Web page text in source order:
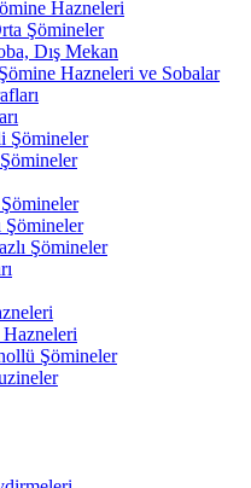
Hazneleri
Şömineler
Dış Mekan
Hazneleri ve Sobalar
Şömineler
Şömineler
Şömineler
Şömineler